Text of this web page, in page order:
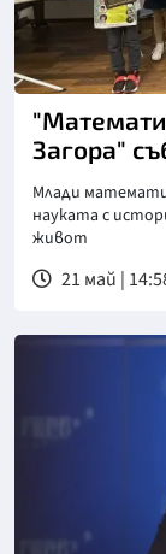
Загора"
Млади
науката с
живот
21 май |